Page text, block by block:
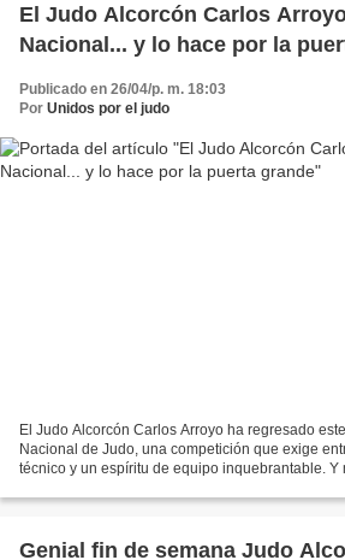
El Judo Alcorcón Carlos
Nacional... y lo hace por la
Publicado en 26/04/p. m. 18:03
Por Unidos por el judo
El Judo Alcorcón Carlos Arroyo ha regresado
Nacional de Judo, una competición que exige
técnico y un espíritu de equipo inquebrantable. Y
Genial fin de semana Judo